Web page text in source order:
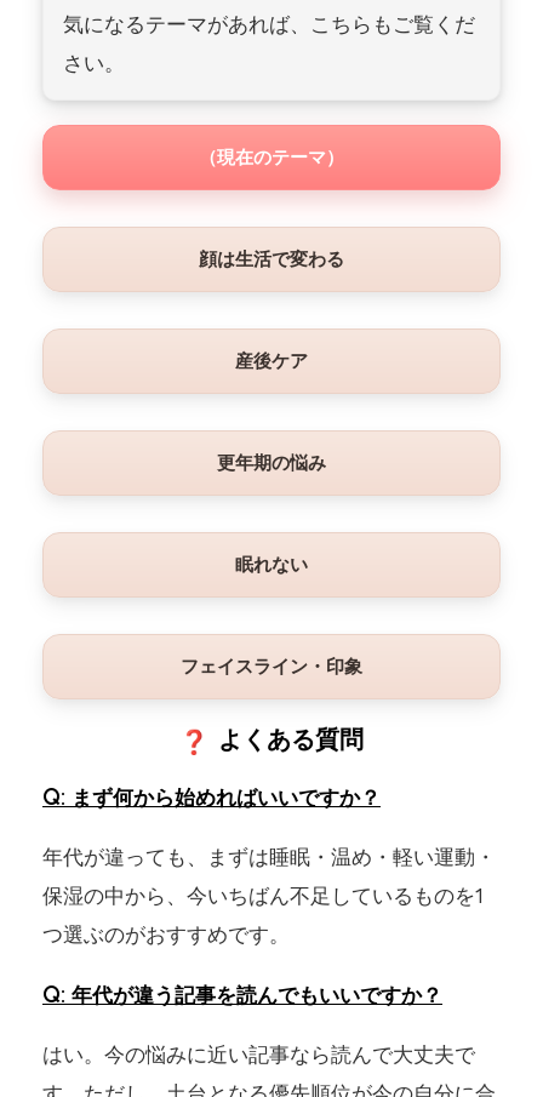
気になるテーマがあれば、こちらもご覧くだ
さい。
（現在のテーマ）
顔は生活で変わる
産後ケア
更年期の悩み
眠れない
フェイスライン・印象
よくある質問
まず何から始めればいいですか？
年代が違っても、まずは睡眠・温め・軽い運動・
保湿の中から、今いちばん不足しているものを1
つ選ぶのがおすすめです。
年代が違う記事を読んでもいいですか？
はい。今の悩みに近い記事なら読んで大丈夫で